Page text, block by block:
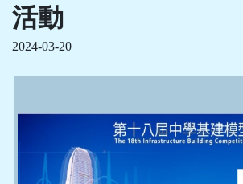
活動
2024-03-20